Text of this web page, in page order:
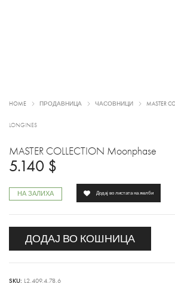
HOME ПРОДАВНИЦА ЧАСОВНИЦИ MASTER
LONGINES
MASTER COLLECTION Moonphase
5.140 $
НА ЗАЛИХА
ДОДАЈ ВО КОШНИЦА
Додај во листата на желби
SKU: L2.409.4.78.6